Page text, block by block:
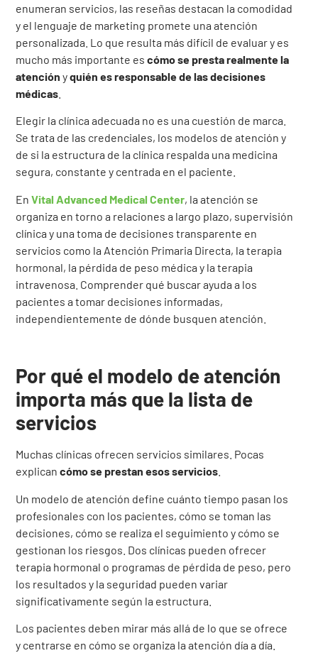
enumeran servicios, las reseñas destacan la comodidad
y el lenguaje de marketing promete una atención
personalizada. Lo que resulta más difícil de evaluar y es
mucho más importante escómo se presta realmente la
atención yquién es responsable de las decisiones
médicas
Elegir la clínica adecuada no es una cuestión de marca.
Se trata de las credenciales, los modelos de atención y
de si la estructura de la clínica respalda una medicina
segura, constante y centrada en el paciente.
EnVital Advanced Medical Center, la atención se
organiza en torno a relaciones a largo plazo, supervisión
clínica y una toma de decisiones transparente en
servicios como la Atención Primaria Directa, la terapia
hormonal, la pérdida de peso médica y la terapia
intravenosa. Comprender qué buscar ayuda a los
pacientes a tomar decisiones informadas,
independientemente de dónde busquen atención.
Por qué el modelo de atención
importa más que la lista de
servicios
Muchas clínicas ofrecen servicios similares. Pocas
explicancómo se prestan esos servicios
Un modelo de atención define cuánto tiempo pasan los
profesionales con los pacientes, cómo se toman las
decisiones, cómo se realiza el seguimiento y cómo se
gestionan los riesgos. Dos clínicas pueden ofrecer
terapia hormonal o programas de pérdida de peso, pero
los resultados y la seguridad pueden variar
significativamente según la estructura.
Los pacientes deben mirar más allá de lo que se ofrece
y centrarse en cómo se organiza la atención día a día.